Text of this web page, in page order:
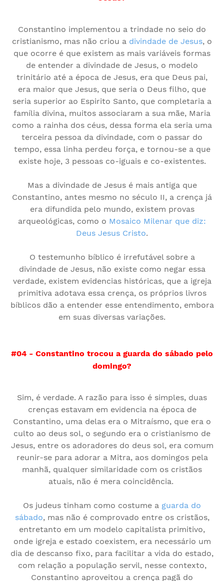
Constantino implementou a trindade no seio do
cristianismo, mas não criou a divindade de Jesus, o
que ocorre é que existem as mais variáveis formas
de entender a divindade de Jesus, o modelo
trinitário até a época de Jesus, era que Deus pai,
era maior que Jesus, que seria o Deus filho, que
seria superior ao Espirito Santo, que completaria a
família divina, muitos associaram a sua mãe, Maria
como a rainha dos céus, dessa forma ela seria uma
terceira pessoa da divindade, com o passar do
tempo, essa linha perdeu força, e tornou-se a que
existe hoje, 3 pessoas co-iguais e co-existentes.
Mas a divindade de Jesus é mais antiga que
Constantino, antes mesmo no século II, a crença já
era difundida pelo mundo, existem provas
arqueológicas, como o Mosaico Milenar que diz:
Deus Jesus Cristo.
O testemunho bíblico é irrefutável sobre a
divindade de Jesus, não existe como negar essa
verdade, existem evidencias históricas, que a igreja
primitiva adotava essa crença, os próprios livros
bíblicos dão a entender esse entendimento, embora
em suas diversas variações.
#04 - Constantino trocou a guarda do sábado pelo
domingo?
Sim, é verdade. A razão para isso é simples, duas
crenças estavam em evidencia na época de
Constantino, uma delas era o Mitraísmo, que era o
culto ao deus sol, o segundo era o cristianismo de
Jesus, entre os adoradores do deus sol, era comum
reunir-se para adorar a Mitra, aos domingos pela
manhã, qualquer similaridade com os cristãos
atuais, não é mera coincidência.
Os judeus tinham como costume a guarda do
sábado, mas não é comprovado entre os cristãos,
entretanto em um modelo capitalista primitivo,
onde igreja e estado coexistem, era necessário um
dia de descanso fixo, para facilitar a vida do estado,
com relação a população servil, nesse contexto,
Constantino aproveitou a crença pagã do